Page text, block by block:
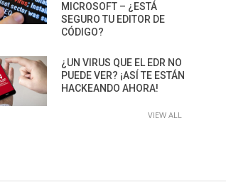
MICROSOFT – ¿ESTÁ
SEGURO TU EDITOR DE
CÓDIGO?
¿UN VIRUS QUE EL EDR NO
PUEDE VER? ¡ASÍ TE ESTÁN
HACKEANDO AHORA!
VIEW ALL